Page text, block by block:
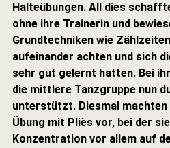
Halteübungen. All dies
ohne ihre Trainerin und
Grundtechniken wie
aufeinander achten und sich
sehr gut gelernt hatten. Bei
die mittlere Tanzgruppe nun
unterstützt. Diesmal machten
Übung mit Pliès vor, bei der
Konzentration vor allem auf